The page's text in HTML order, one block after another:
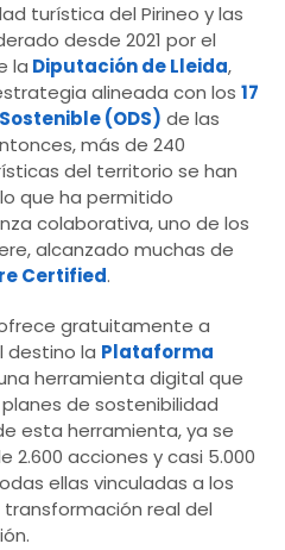
turística del Pirineo y las
desde 2021 por el
la Diputación de Lleida,
alineada con los 17
(ODS) de las
más de 240
del territorio se han
que ha permitido
colaborativa, uno de los
alcanzado muchas de
Certified.
gratuitamente a
destino la Plataforma
herramienta digital que
de sostenibilidad
esta herramienta, ya se
2.600 acciones y casi 5.000
ellas vinculadas a los
transformación real del